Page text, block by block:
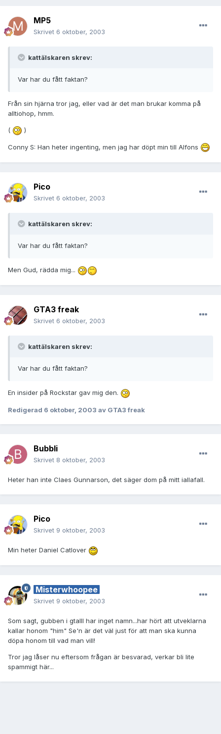
MP5
Skrivet 6 oktober, 2003
kattälskaren skrev:
Var har du fått faktan?
Från sin hjärna tror jag, eller vad är det man brukar komma på
alltiohop, hmm.
( )
Conny S: Han heter ingenting, men jag har döpt min till Alfons
Pico
Skrivet 6 oktober, 2003
kattälskaren skrev:
Var har du fått faktan?
Men Gud, rädda mig...
GTA3 freak
Skrivet 6 oktober, 2003
kattälskaren skrev:
Var har du fått faktan?
En insider på Rockstar gav mig den.
Redigerad 6 oktober, 2003 av GTA3 freak
Bubbli
Skrivet 8 oktober, 2003
Heter han inte Claes Gunnarson, det säger dom på mitt iallafall.
Pico
Skrivet 9 oktober, 2003
Min heter Daniel Catlover
Misterwhoopee
Skrivet 9 oktober, 2003
Som sagt, gubben i gtaIII har inget namn...har hört att utveklarna
kallar honom "him" Se'n är det väl just för att man ska kunna
döpa honom till vad man vill!
Tror jag låser nu eftersom frågan är besvarad, verkar bli lite
spammigt här...